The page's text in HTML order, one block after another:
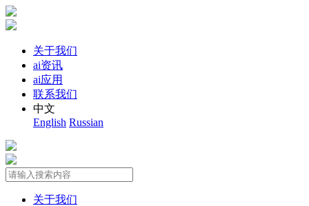
关于我们
ai资讯
ai应用
联系我们
中文
English Russian
关于我们